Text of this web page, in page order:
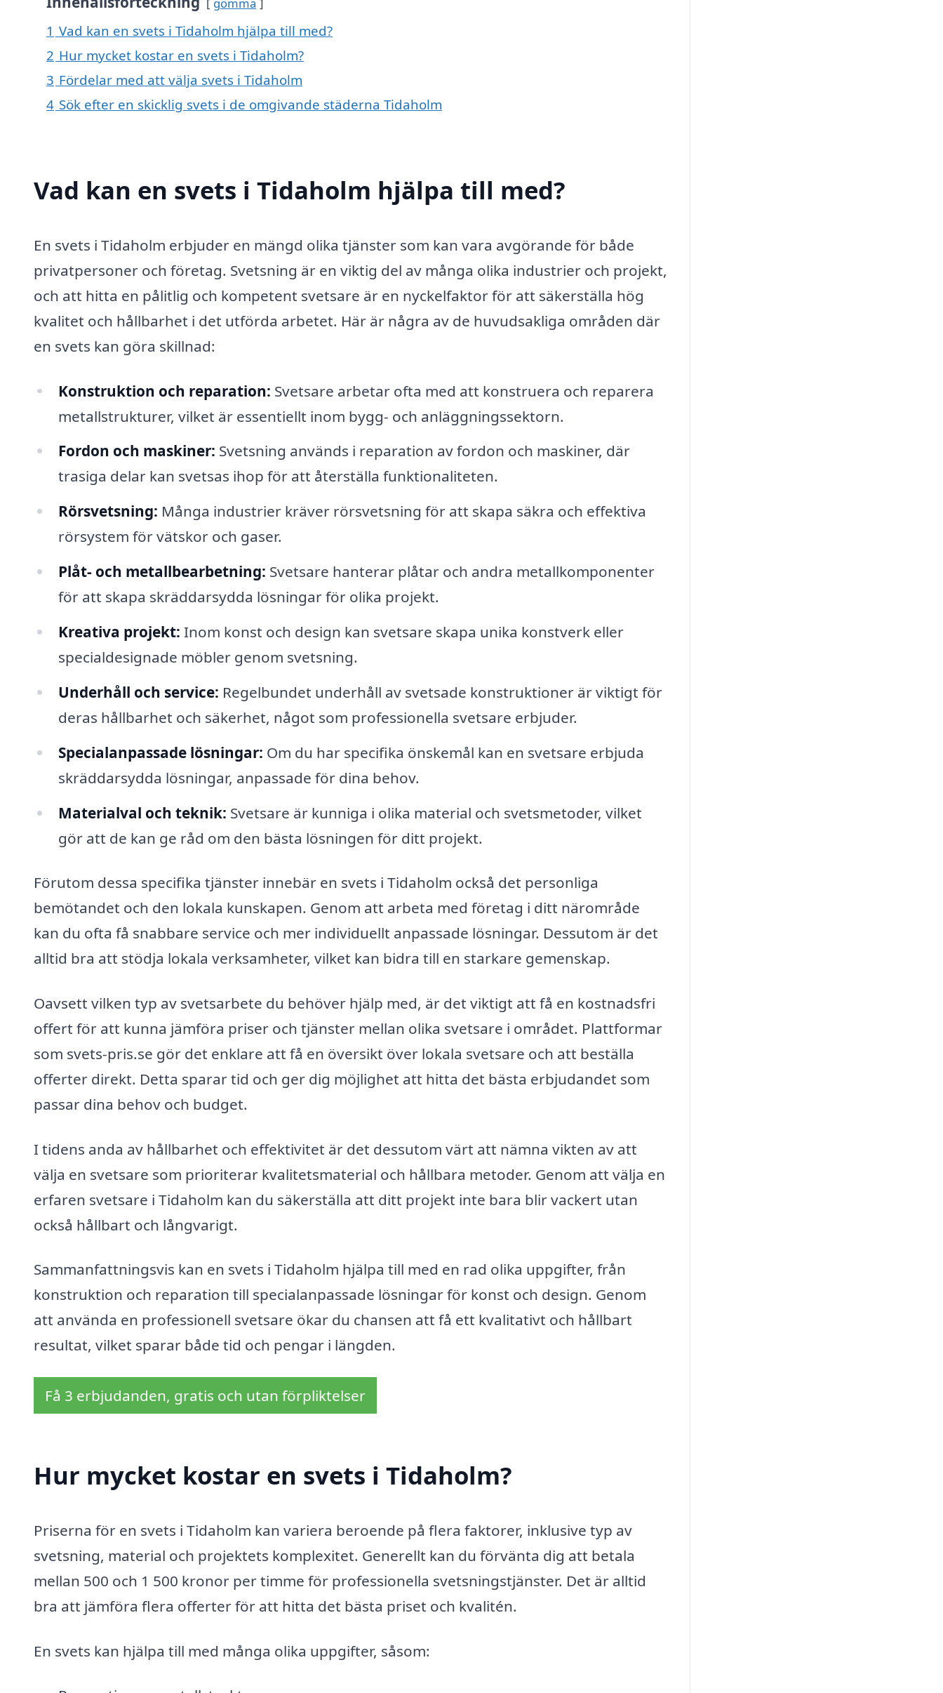
gömma
1 Vad kan en svets i Tidaholm hjälpa till med?
2 Hur mycket kostar en svets i Tidaholm?
3 Fördelar med att välja svets i Tidaholm
4 Sök efter en skicklig svets i de omgivande städerna Tidaholm
Vad kan en svets i Tidaholm hjälpa till med?
En svets i Tidaholm erbjuder en mängd olika tjänster som kan vara avgörande för både
privatpersoner och företag. Svetsning är en viktig del av många olika industrier och projekt,
och att hitta en pålitlig och kompetent svetsare är en nyckelfaktor för att säkerställa hög
kvalitet och hållbarhet i det utförda arbetet. Här är några av de huvudsakliga områden där
en svets kan göra skillnad:
Konstruktion och reparation: Svetsare arbetar ofta med att konstruera och reparera
metallstrukturer, vilket är essentiellt inom bygg- och anläggningssektorn.
Fordon och maskiner: Svetsning används i reparation av fordon och maskiner, där
trasiga delar kan svetsas ihop för att återställa funktionaliteten.
Rörsvetsning: Många industrier kräver rörsvetsning för att skapa säkra och effektiva
rörsystem för vätskor och gaser.
Plåt- och metallbearbetning: Svetsare hanterar plåtar och andra metallkomponenter
för att skapa skräddarsydda lösningar för olika projekt.
Kreativa projekt: Inom konst och design kan svetsare skapa unika konstverk eller
specialdesignade möbler genom svetsning.
Underhåll och service: Regelbundet underhåll av svetsade konstruktioner är viktigt för
deras hållbarhet och säkerhet, något som professionella svetsare erbjuder.
Specialanpassade lösningar: Om du har specifika önskemål kan en svetsare erbjuda
skräddarsydda lösningar, anpassade för dina behov.
Materialval och teknik: Svetsare är kunniga i olika material och svetsmetoder, vilket
gör att de kan ge råd om den bästa lösningen för ditt projekt.
Förutom dessa specifika tjänster innebär en svets i Tidaholm också det personliga
bemötandet och den lokala kunskapen. Genom att arbeta med företag i ditt närområde
kan du ofta få snabbare service och mer individuellt anpassade lösningar. Dessutom är det
alltid bra att stödja lokala verksamheter, vilket kan bidra till en starkare gemenskap.
Oavsett vilken typ av svetsarbete du behöver hjälp med, är det viktigt att få en kostnadsfri
offert för att kunna jämföra priser och tjänster mellan olika svetsare i området. Plattformar
som svets-pris.se gör det enklare att få en översikt över lokala svetsare och att beställa
offerter direkt. Detta sparar tid och ger dig möjlighet att hitta det bästa erbjudandet som
passar dina behov och budget.
I tidens anda av hållbarhet och effektivitet är det dessutom värt att nämna vikten av att
välja en svetsare som prioriterar kvalitetsmaterial och hållbara metoder. Genom att välja en
erfaren svetsare i Tidaholm kan du säkerställa att ditt projekt inte bara blir vackert utan
också hållbart och långvarigt.
Sammanfattningsvis kan en svets i Tidaholm hjälpa till med en rad olika uppgifter, från
konstruktion och reparation till specialanpassade lösningar för konst och design. Genom
att använda en professionell svetsare ökar du chansen att få ett kvalitativt och hållbart
resultat, vilket sparar både tid och pengar i längden.
Få 3 erbjudanden, gratis och utan förpliktelser
Hur mycket kostar en svets i Tidaholm?
Priserna för en svets i Tidaholm kan variera beroende på flera faktorer, inklusive typ av
svetsning, material och projektets komplexitet. Generellt kan du förvänta dig att betala
mellan 500 och 1 500 kronor per timme för professionella svetsningstjänster. Det är alltid
bra att jämföra flera offerter för att hitta det bästa priset och kvalitén.
En svets kan hjälpa till med många olika uppgifter, såsom: